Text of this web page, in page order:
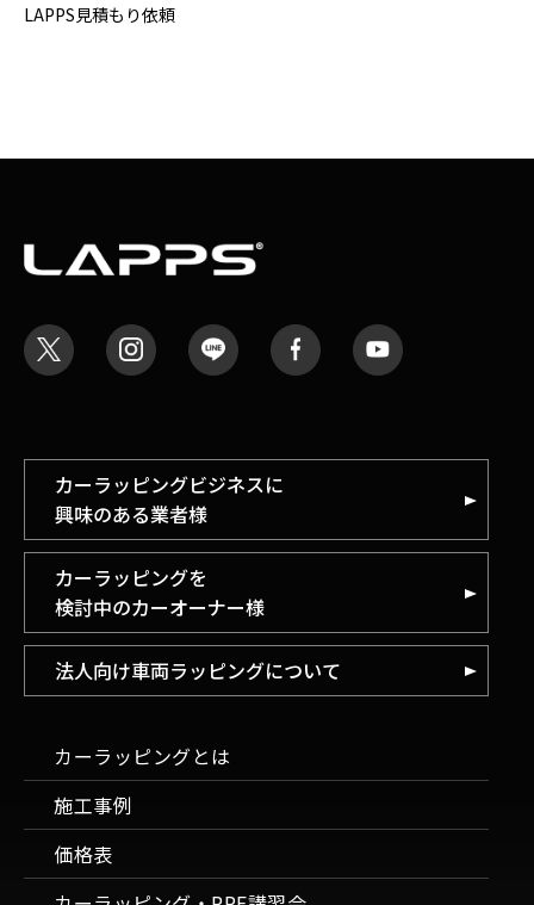
LAPPS見積もり依頼
カーラッピングビジネスに
興味のある業者様
カーラッピングを
検討中のカーオーナー様
法人向け車両ラッピングについて
カーラッピングとは
施工事例
価格表